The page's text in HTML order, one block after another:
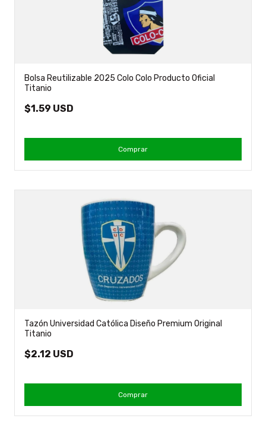
Bolsa Reutilizable 2025 Colo Colo Producto Oficial
Titanio
$1.59 USD
Comprar
Tazón Universidad Católica Diseño Premium Original
Titanio
$2.12 USD
Comprar